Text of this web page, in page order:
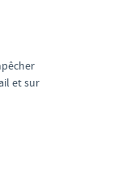
et sur